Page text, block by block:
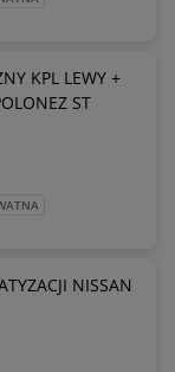
KPL LEWY +
ST
NISSAN